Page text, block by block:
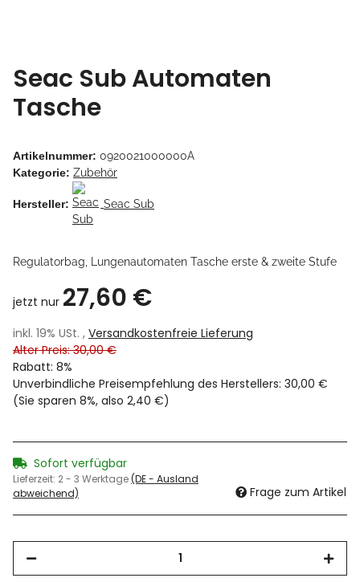
Seac Sub Automaten
Tasche
Artikelnummer: 0920021000000A
Kategorie: Zubehör
Hersteller: Seac Sub
Regulatorbag, Lungenautomaten Tasche erste & zweite Stufe
jetzt nur 27,60 €
inkl. 19% USt. , Versandkostenfreie Lieferung
Alter Preis: 30,00 €
Rabatt: 8%
Unverbindliche Preisempfehlung des Herstellers: 30,00 €
(Sie sparen 8%, also 2,40 €)
Sofort verfügbar
Lieferzeit: 2 - 3 Werktage(DE - Ausland
abweichend)
Frage zum Artikel